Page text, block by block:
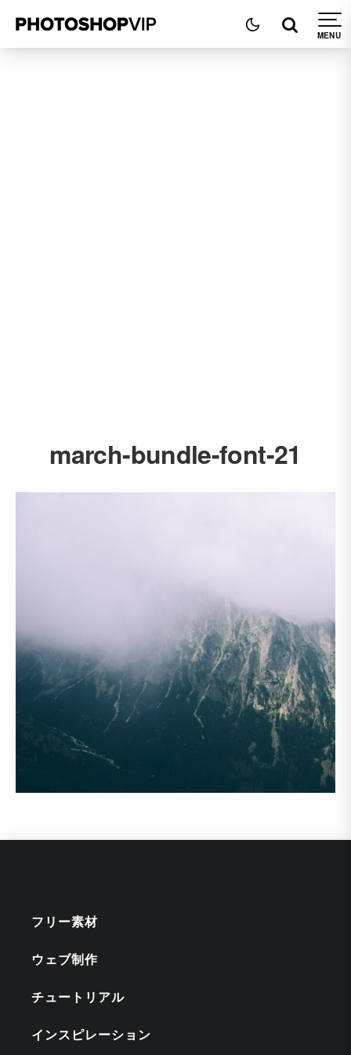
march-bundle-font-21
フリー素材
ウェブ制作
チュートリアル
インスピレーション